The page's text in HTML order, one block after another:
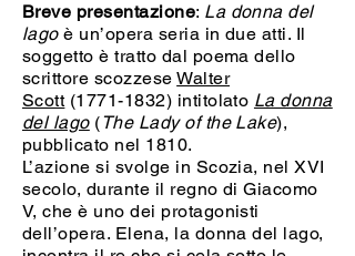
Breve presentazione: La donna del
lagoè un’opera seria in due atti. Il
soggetto è tratto dal poema dello
scrittore scozzeseWalter
Scott(1771-1832) intitolato La donna
del lago(The Lady of the Lake),
pubblicato nel 1810.
L’azione si svolge in Scozia, nel XVI
secolo, durante il regno di Giacomo
V, che è uno dei protagonisti
dell’opera. Elena, la donna del lago,